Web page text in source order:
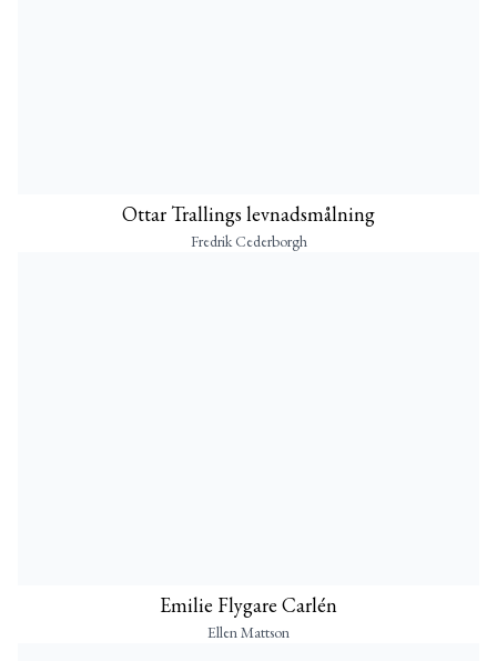
Ottar Trallings levnadsmålning
Fredrik Cederborgh
Emilie Flygare Carlén
Ellen Mattson